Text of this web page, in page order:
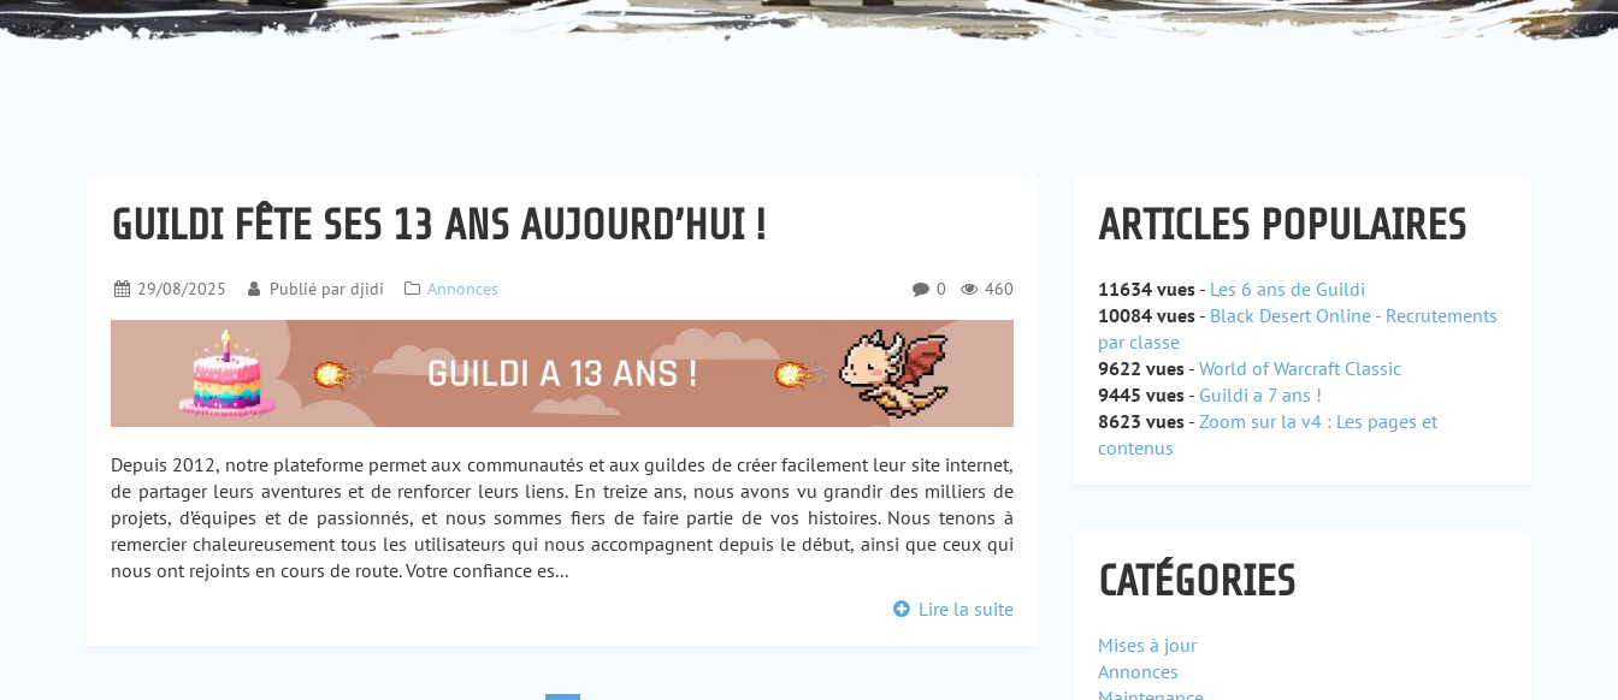
GUILDI FÊTE SES 13 ANS AUJOURD’HUI !
29/08/2025 Publié par djidi Annonces 460
0
Depuis 2012, notre plateforme permet aux communautés et aux guildes de créer facilement leur site internet,
de partager leurs aventures et de renforcer leurs liens. En treize ans, nous avons vu grandir des milliers de
projets, d’équipes et de passionnés, et nous sommes fiers de faire partie de vos histoires. Nous tenons à
remercier chaleureusement tous les utilisateurs qui nous accompagnent depuis le début, ainsi que ceux qui
nous ont rejoints en cours de route. Votre confiance es...
Lire la suite
ARTICLES POPULAIRES
11634 vues - Les 6 ans de Guildi
10084 vues - Black Desert Online - Recrutements
par classe
9622 vues - World of Warcraft Classic
9445 vues - Guildi a 7 ans !
8623 vues - Zoom sur la v4 : Les pages et
contenus
CATÉGORIES
Mises à jour
Annonces